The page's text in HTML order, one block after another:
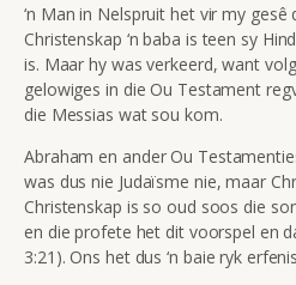
‘n Man in Nelspruit het vir my
Christenskap ‘n baba is teen sy
is. Maar hy was verkeerd, want
gelowiges in die Ou Testament
die Messias wat sou kom.
Abraham en ander Ou
was dus nie Judaïsme nie, maar
Christenskap is so oud soos die
en die profete het dit voorspel en
3:21). Ons het dus ‘n baie ryk